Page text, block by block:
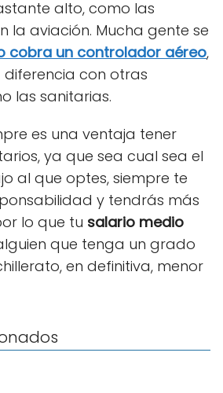
alto, como las
la aviación. Mucha gente se
cobra un controlador aéreo,
diferencia con otras
las sanitarias.
es una ventaja tener
ya que sea cual sea el
al que optes, siempre te
y tendrás más
lo que tu salario medio
que tenga un grado
en definitiva, menor